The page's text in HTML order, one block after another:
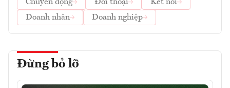
Chuyển động
Đối thoại
Kết nối
Doanh nhân
Doanh nghiệp
Đừng bỏ lỡ